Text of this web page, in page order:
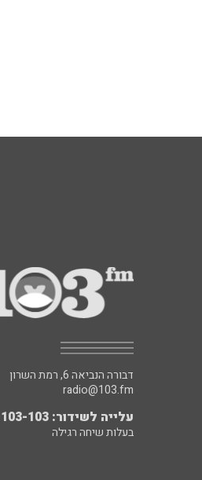
דבורה הנביאה 6, רמת השרון
radio@103.fm
עלייה לשידור: 0552-103-103
בעלות שיחה רגילה